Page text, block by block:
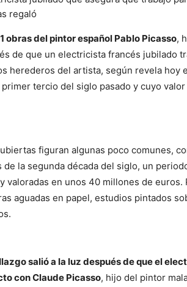
regaló
obras del pintor español Pablo Picasso,
de que un electricista francés jubilado
herederos del artista, según revela hoy
tercio del siglo pasado y cuyo
figuran algunas poco comunes,
la segunda década del siglo, un
valoradas en unos 40 millones de euros.
aguadas en papel, estudios pintados
salió a la luz después de que el
con Claude Picasso, hijo del pintor